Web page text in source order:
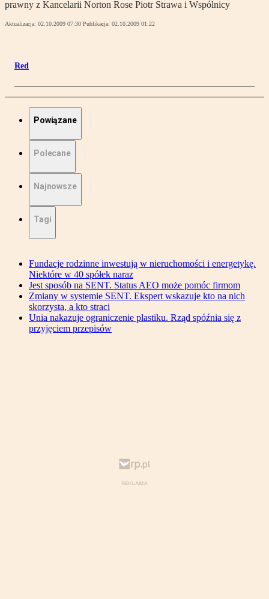
prawny z Kancelarii Norton Rose Piotr Strawa i Wspólnicy
Aktualizacja: 02.10.2009 07:30 Publikacja: 02.10.2009 01:22
Red
Powiązane
Polecane
Najnowsze
Tagi
Fundacje rodzinne inwestują w nieruchomości i energetykę.
Niektóre w 40 spółek naraz
Jest sposób na SENT. Status AEO może pomóc firmom
Zmiany w systemie SENT. Ekspert wskazuje kto na nich
skorzysta, a kto straci
Unia nakazuje ograniczenie plastiku. Rząd spóźnia się z
przyjęciem przepisów